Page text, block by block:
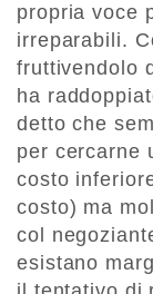
propria voce
irreparabili.
fruttivendolo
ha
detto che
per cercarne
costo
costo) ma
col
esistano